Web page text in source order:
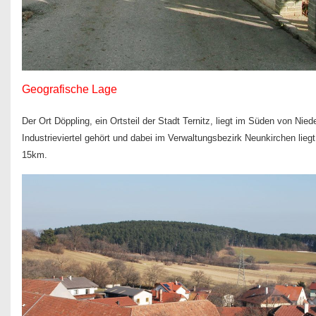
Geografische Lage
Der Ort Döppling, ein Ortsteil der Stadt Ternitz, liegt im Süden von
Industrieviertel gehört und dabei im Verwaltungsbezirk Neunkirchen
15km.